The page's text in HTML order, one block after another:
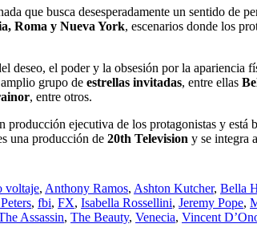
que busca desesperadamente un sentido de
Roma y Nueva York, escenarios donde los
deseo, el poder y la obsesión por la apariencia
grupo de estrellas invitadas, entre ellas
, entre otros.
producción ejecutiva de los protagonistas y está
una producción de 20th Television y se integra
voltaje, Anthony Ramos, Ashton Kutcher, Bella
, fbi, FX, Isabella Rossellini, Jeremy Pope,
Assassin, The Beauty, Venecia, Vincent